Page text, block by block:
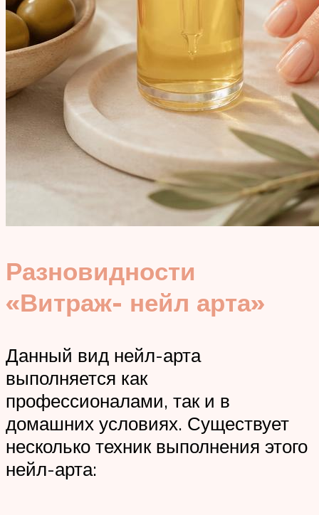
Разновидности
«Витраж- нейл арта»
Данный вид нейл-арта
выполняется как
профессионалами, так и в
домашних условиях. Существует
несколько техник выполнения этого
нейл-арта: